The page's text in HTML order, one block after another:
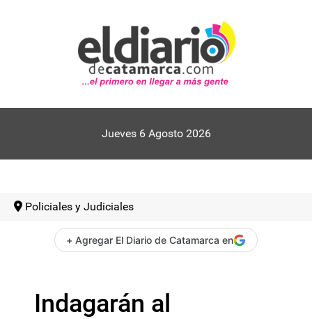
Jueves 6 Agosto 2026
Policiales y Judiciales
+ Agregar El Diario de Catamarca en
Indagarán al